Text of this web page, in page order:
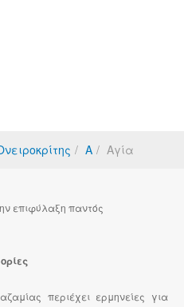
Α Αγία
επιφύλαξη παντός
περιέχει ερμηνείες για